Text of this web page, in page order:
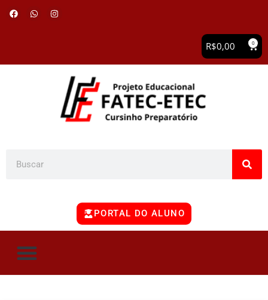
R$0,00 0
PORTAL DO ALUNO